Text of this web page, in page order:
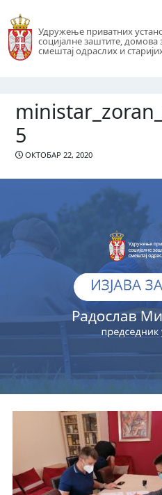
Удружење приватних
социјалне заштите, домова
смештај одраслих и
5
ОКТОБАР 22, 2020